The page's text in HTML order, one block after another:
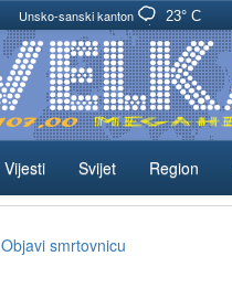
Unsko-sanski kanton 23° C
Vijesti Svijet Region
Objavi smrtovnicu